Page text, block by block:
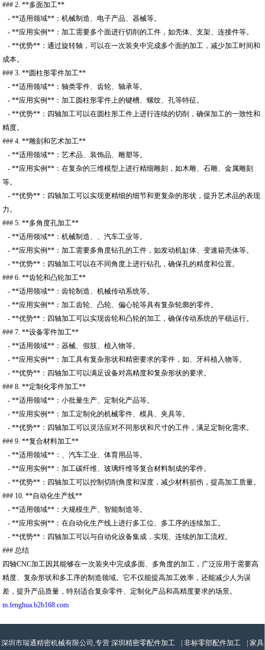
### 2. **多面加工**
- **适用领域**：机械制造、电子产品、器械等。
- **应用实例**：加工需要多个面进行切削的工件，如壳体、支架、连接件等。
- **优势**：通过旋转轴，可以在一次装夹中完成多个面的加工，减少加工时间和
成本。
### 3. **圆柱形零件加工**
- **适用领域**：轴类零件、齿轮、轴承等。
- **应用实例**：加工圆柱形零件上的键槽、螺纹、孔等特征。
- **优势**：四轴加工可以在圆柱形工件上进行连续的切削，确保加工的一致性和
精度。
### 4. **雕刻和艺术加工**
- **适用领域**：艺术品、装饰品、雕塑等。
- **应用实例**：在复杂的三维模型上进行精细雕刻，如木雕、石雕、金属雕刻
等。
- **优势**：四轴加工可以实现更精细的细节和更复杂的形状，提升艺术品的表现
力。
### 5. **多角度孔加工**
- **适用领域**：机械制造、、汽车工业等。
- **应用实例**：加工需要多角度钻孔的工件，如发动机缸体、变速箱壳体等。
- **优势**：四轴加工可以在不同角度上进行钻孔，确保孔的精度和位置。
### 6. **齿轮和凸轮加工**
- **适用领域**：齿轮制造、机械传动系统等。
- **应用实例**：加工齿轮、凸轮、偏心轮等具有复杂轮廓的零件。
- **优势**：四轴加工可以实现齿轮和凸轮的加工，确保传动系统的平稳运行。
### 7. **设备零件加工**
- **适用领域**：器械、假肢、植入物等。
- **应用实例**：加工具有复杂形状和精密要求的零件，如、牙科植入物等。
- **优势**：四轴加工可以满足设备对高精度和复杂形状的要求。
### 8. **定制化零件加工**
- **适用领域**：小批量生产、定制化产品等。
- **应用实例**：加工定制化的机械零件、模具、夹具等。
- **优势**：四轴加工可以灵活应对不同形状和尺寸的工件，满足定制化需求。
### 9. **复合材料加工**
- **适用领域**：、汽车工业、体育用品等。
- **应用实例**：加工碳纤维、玻璃纤维等复合材料制成的零件。
- **优势**：四轴加工可以控制切削角度和深度，减少材料损伤，提高加工质量。
### 10. **自动化生产线**
- **适用领域**：大规模生产、智能制造等。
- **应用实例**：在自动化生产线上进行多工位、多工序的连续加工。
- **优势**：四轴加工可以与自动化设备集成，实现、连续的加工流程。
### 总结
四轴CNC加工因其能够在一次装夹中完成多面、多角度的加工，广泛应用于需要高
精度、复杂形状和多工序的制造领域。它不仅能提高加工效率，还能减少人为误
差，提升产品质量，特别适合复杂零件、定制化产品和高精度要求的场景。
m.fenghua.b2b168.com
深圳市瑞通精密机械有限公司,专营 深圳精密零配件加工 非标零部配件加工 家具